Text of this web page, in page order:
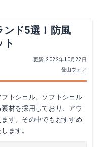
ンド5選！防風
更新: 2022年10月22日
登山ウェア
トシェル。ソフトシェル
材を採用しており、アウ
す。その中でもおすすめ
ます。